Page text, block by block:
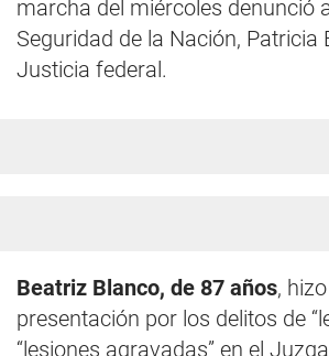
marcha del miércoles denunció
Seguridad de la Nación, Patricia
Justicia federal.
Beatriz Blanco, de 87 años,
presentación por los delitos de
“lesiones agravadas” en el